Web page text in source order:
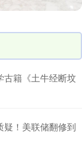
古籍《土牛经断坟
疑！美联储翻修到